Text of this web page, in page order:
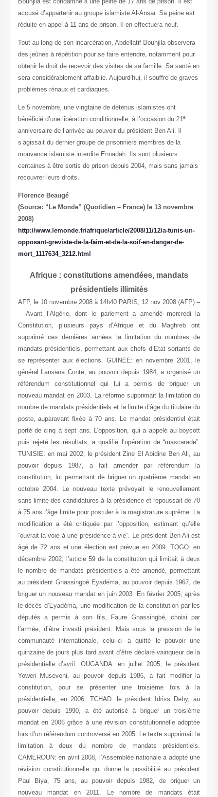
accusé d’appartenir au groupe islamiste Al-Ansar. Sa peine est
réduite en appel à 11 ans de prison. Il en effectuera neuf.
Tout au long de son incarcération, Abdellatif Bouhjila observera
des jeûnes à répétition pour se faire entendre, notamment pour
obtenir le droit de recevoir des visites de sa famille. Sa santé en
sera considérablement affaiblie. Aujourd’hui, il souffre de graves
problèmes rénaux et cardiaques.
Le 5 novembre, une vingtaine de détenus islamistes ont
bénéficié d’une libération conditionnelle, à l’occasion du 21e
anniversaire de l’arrivée au pouvoir du président Ben Ali. Il
s’agissait du dernier groupe de prisonniers membres de la
mouvance islamiste interdite Ennadah. Ils sont plusieurs
centaines à être sortis de prison depuis 2004, mais sans jamais
recouvrer leurs droits.
Florence Beaugé
(Source: “Le Monde” (Quotidien – France) le 13 novembre
2008)
http://www.lemonde.fr/afrique/article/2008/11/12/a-tunis-un-
opposant-greviste-de-la-faim-et-de-la-soif-en-danger-de-
mort_1117634_3212.html
Afrique : constitutions amendées, mandats
présidentiels illimités
AFP, le 10 novembre 2008 à 14h40 PARIS, 12 nov 2008 (AFP) –
Avant l’Algérie, dont le parlement a amendé mercredi la
Constitution, plusieurs pays d’Afrique et du Maghreb ont
supprimé ces dernières années la limitation du nombres de
mandats présidentiels, permettant aux chefs d’Etat sortants de
se représenter aux élections. GUINEE: en novembre 2001, le
général Lansana Conté, au pouvoir depuis 1984, a organisé un
référendum constitutionnel qui lui a permis de briguer un
nouveau mandat en 2003. La réforme supprimait la limitation du
nombre de mandats présidentiels et la limite d’âge du titulaire du
poste, auparavant fixée à 70 ans. Le mandat présidentiel était
porté de cinq à sept ans. L’opposition, qui a appelé au boycott
puis rejeté les résultats, a qualifié l’opération de “mascarade”.
TUNISIE: en mai 2002, le président Zine El Abidine Ben Ali, au
pouvoir depuis 1987, a fait amender par référendum la
constitution, lui permettant de briguer un quatrième mandat en
octobre 2004. Le nouveau texte prévoyait le renouvellement
sans limite des candidatures à la présidence et repoussait de 70
à 75 ans l’âge limite pour postuler à la magistrature suprême. La
modification a été critiquée par l’opposition, estimant qu’elle
“ouvrait la voie à une présidence à vie”. Le président Ben Ali est
âgé de 72 ans et une élection est prévue en 2009. TOGO: en
décembre 2002, l’article 59 de la constitution qui limitait à deux
le nombre de mandats présidentiels a été amendé, permettant
au président Gnassingbé Eyadéma, au pouvoir depuis 1967, de
briguer un nouveau mandat en juin 2003. En février 2005, après
le décès d’Eyadéma, une modification de la constitution par les
députés a permis à son fils, Faure Gnassingbé, choisi par
l’armée, d’être investi président. Mais sous la pression de la
communauté internationale, celui-ci a quitté le pouvoir une
quinzaine de jours plus tard avant d’être déclaré vainqueur de la
présidentielle d’avril. OUGANDA: en juillet 2005, le président
Yoweri Museveni, au pouvoir depuis 1986, a fait modifier la
constitution, pour se présenter une troisième fois à la
présidentielle, en 2006. TCHAD: le président Idriss Deby, au
pouvoir depuis 1990, a été autorisé à briguer un troisième
mandat en 2006 grâce à une révision constitutionnelle adoptée
lors d’un référendum controversé en 2005. Le texte supprimait la
limitation à deux du nombre de mandats présidentiels.
CAMEROUN: en avril 2008, l’Assemblée nationale a adopté une
révision constitutionnelle qui donne la possibilité au président
Paul Biya, 75 ans, au pouvoir depuis 1982, de briguer un
nouveau mandat en 2011. Le nombre de mandats était